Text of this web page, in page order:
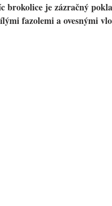
brokolice je zázračný
fazolemi a ovesnými